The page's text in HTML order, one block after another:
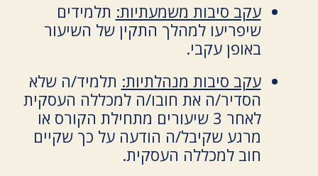
עקב סיבות משמעתיות: תלמידים
שיפריעו למהלך התקין של השיעור
באופן עקבי.
עקב סיבות מנהלתיות: תלמיד/ה שלא
הסדיר/ה את חובו/ה למכללה העסקית
לאחר 3 שיעורים מתחילת הקורס או
מרגע שקיבל/ה הודעה על כך שקיים
חוב למכללה העסקית.